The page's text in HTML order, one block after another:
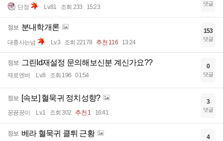
단정 Lv.81 조회 233 15:23 댓글
정보 분내학개론
대충사는넘 Lv.3 조회 22178 추천 116 13:24
153
댓글
정보 그린Id재설정 문의해보신분 계신가요??
제로엔버 Lv.8 조회 196 01:54
0
댓글
정보 [속보] 혈묵귀 정치성향?
꿍뀽꿍이 Lv.1 조회 302 추천 1 16:41
3
댓글
정보 베라 혈묵귀 클튀 근황 4